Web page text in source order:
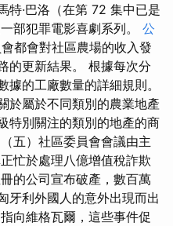
特·巴洛（在第 72 集中已是
部犯罪電影喜劇系列。 公
都會對社區農場的收入發
的更新結果。 根據每次分
的工廠數量的詳細規則。
於屬於不同類別的農業地產
特別關注的類別的地產的商
五）社區委員會會議由主
忙於處理八億增值稅詐欺
的公司宣布破產，數百萬
牙利外國人的意外出現而出
向維格瓦爾，這些事件促